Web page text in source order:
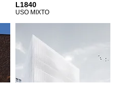
L1840
USO MIXTO